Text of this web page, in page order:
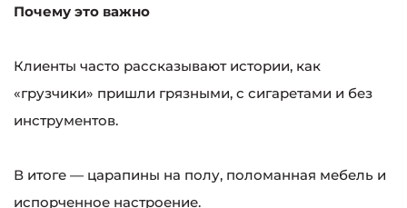
Почему это важно
Клиенты часто рассказывают истории, как
«грузчики» пришли грязными, с сигаретами и без
инструментов.
В итоге — царапины на полу, поломанная мебель и
испорченное настроение.